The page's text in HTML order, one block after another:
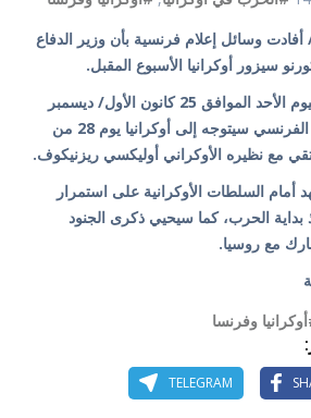
أفادت وسائل إعلام فرنسية بأن وزير الدفاع
سيزور أوكرانيا الأسبوع المقبل.
وقالت وسائل الإعلام اليوم الأحد الموافق 25 كانون الأول/ ديسمبر
الجاري، إن وزير الدفاع الفرنسي سيتوجه إلى أوكرانيا يوم 28 من
مع نظيره الأوكراني أوليكسي ريزنيكوف.
السلطات الأوكرانية على استمرار
بداية الحرب، كما سيحيي ذكرى الجنود
مع روسيا.
وفرنسا
TELEGRAM